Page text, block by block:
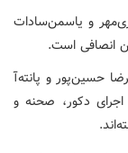
و یاسمن‌سادات
انصافی است.
حسین‌پور و پانته‌آ
دکور، صحنه و